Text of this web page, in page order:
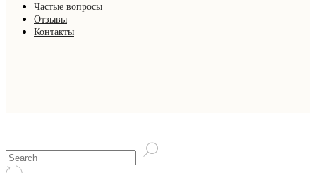
Частые вопросы
Отзывы
Контакты